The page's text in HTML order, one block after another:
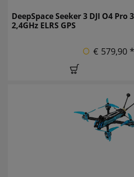
DeepSpace Seeker 3 DJI O4 Pro
2,4GHz ELRS GPS
€ 579,90 *